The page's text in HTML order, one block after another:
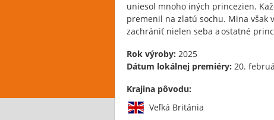
uniesol mnoho iných princezien.
premenil na zlatú sochu. Mina však
zachrániť nielen seba a ostatné
Rok výroby: 2025
Dátum lokálnej premiéry: 20.
Krajina pôvodu:
Veľká Británia